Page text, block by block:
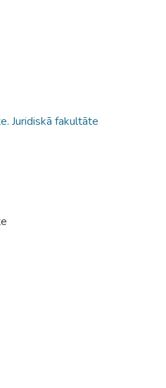
Juridiskā fakultāte